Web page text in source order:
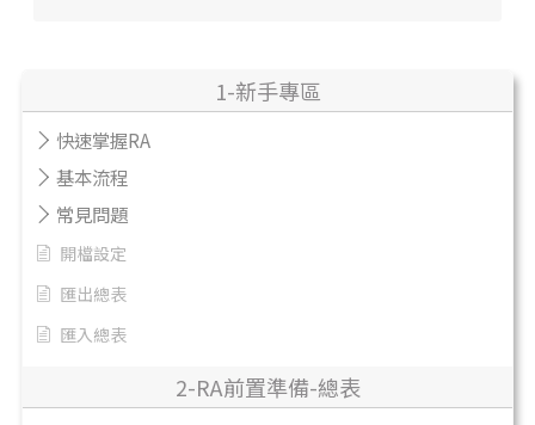
1-新手專區
快速掌握RA
基本流程
常見問題
開檔設定
匯出總表
匯入總表
2-RA前置準備-總表